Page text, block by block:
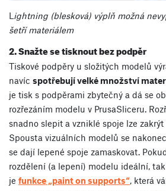
L ightning (blesková) výplň možná
šetří materiálem
2. Snažte se tisknout bez podpěr
Tiskové podpěry u složitých modelů
navíc spotřebují velké množství
je tisk s podpěrami zbytečný a dá se
rozřezáním modelu v PrusaSliceru.
snadno slepit a vzniklé spoje lze
Spousta vizuálních modelů se
se dají lepené spoje zamaskovat.
rozdělení (a lepení) modelu ideální,
je funkce „paint on supports“, která